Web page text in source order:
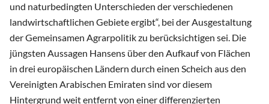
und naturbedingten Unterschieden der verschiedenen
landwirtschaftlichen Gebiete ergibt“, bei der Ausgestaltung
der Gemeinsamen Agrarpolitik zu berücksichtigen sei. Die
jüngsten Aussagen Hansens über den Aufkauf von Flächen
in drei europäischen Ländern durch einen Scheich aus den
Vereinigten Arabischen Emiraten sind vor diesem
Hintergrund weit entfernt von einer differenzierten